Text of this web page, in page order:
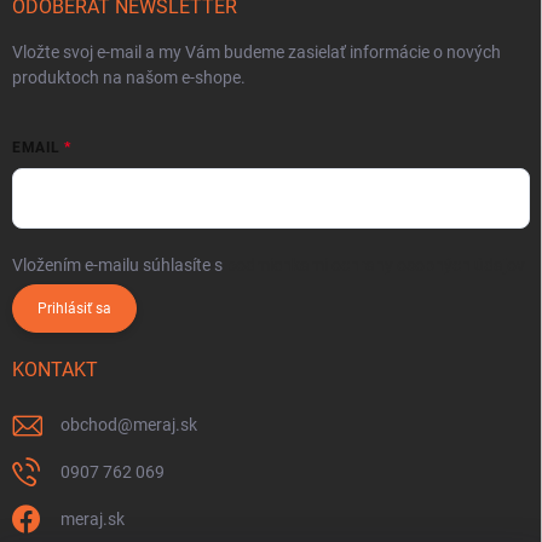
ODOBERAŤ NEWSLETTER
Vložte svoj e-mail a my Vám budeme zasielať informácie o nových
produktoch na našom e-shope.
EMAIL
Vložením e-mailu súhlasíte s
Prihlásiť sa
KONTAKT
obchod@meraj.sk
0907 762 069
meraj.sk